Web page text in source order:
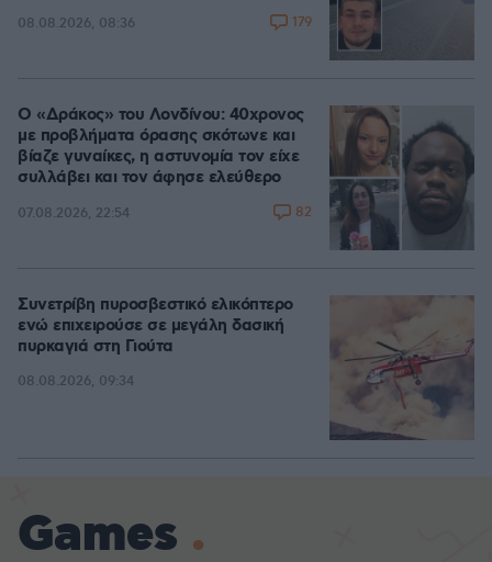
08.08.2026, 08:36 179
Ο «Δράκος» του Λονδίνου: 40χρονος
με προβλήματα όρασης σκότωνε και
βίαζε γυναίκες, η αστυνομία τον είχε
συλλάβει και τον άφησε ελεύθερο
07.08.2026, 22:54 82
Συνετρίβη πυροσβεστικό ελικόπτερο
ενώ επιχειρούσε σε μεγάλη δασική
πυρκαγιά στη Γιούτα
08.08.2026, 09:34
Games